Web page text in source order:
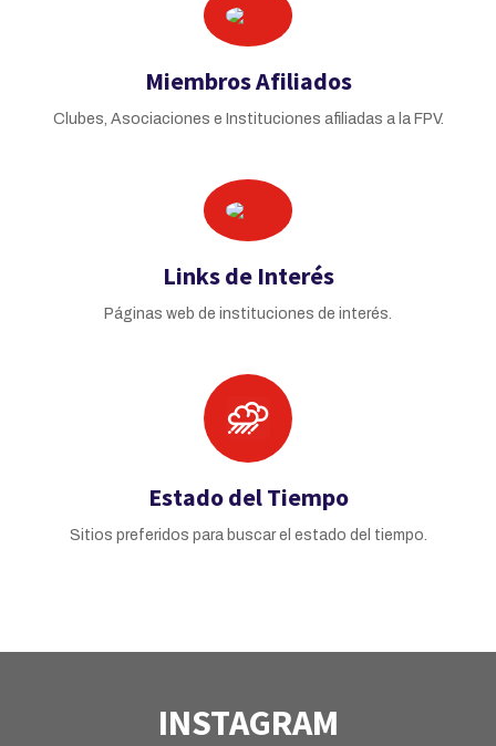
Miembros Afiliados
Clubes, Asociaciones e Instituciones afiliadas a la FPV.
Links de Interés
Páginas web de instituciones de interés.
Estado del Tiempo
Sitios preferidos para buscar el estado del tiempo.
INSTAGRAM